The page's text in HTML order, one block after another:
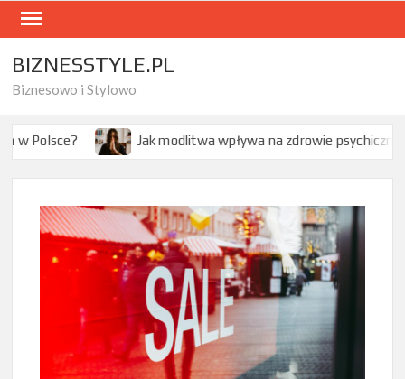
Skip
content
BIZNESSTYLE.PL
Biznesowo i Stylowo
Jak modlitwa wpływa na zdrowie psychiczne – co mówi nauka?